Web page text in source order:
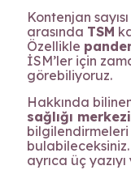
Kontenjan
arasında TSM
Özellikle
İSM’ler için
görebiliyoruz.
Hakkında
sağlığı
bilgilendirmeleri
ayrıca üç